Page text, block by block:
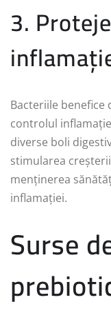
3.
Bacteriile
controlul
diverse boli
stimularea
menținerea
inflamației.
Surse